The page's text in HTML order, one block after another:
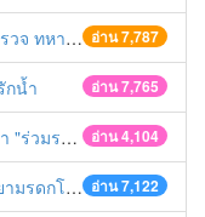
อ่าน 7,787
เตรียมรับมือเทศกาลสงกรานต์
อ่าน 7,765
กน้ำ
อ่าน 4,104
งกรานต์ ปี 2561
อ่าน 7,122
รดกโลก